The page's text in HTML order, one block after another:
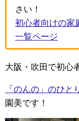
さい！
初心者向けの家
一覧ページ
大阪・吹田で初心
「のんの」のひと
園美です！